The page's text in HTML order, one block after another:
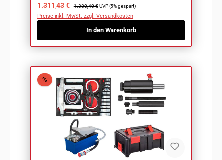
Verkaufspreis:
1.311,43 € Regulärer Preis:
1.380,40 € UVP (5% gespart)
Preise inkl. MwSt. zzgl. Versandkosten
In den Warenkorb
%Rabatt